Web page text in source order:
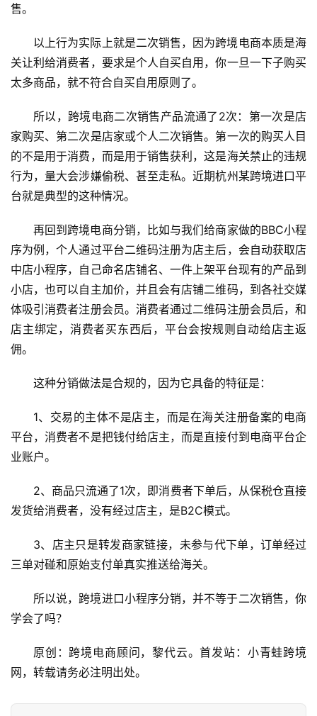
业
认
知
运
营
跨
境
保
税
库
售。
以上行为实际上就是二次销售，因为跨境电商本质是海
关让利给消费者，要求是个人自买自用，你一旦一下子购买
太多商品，就不符合自买自用原则了。
所以，跨境电商二次销售产品流通了2次：第一次是店
家购买、第二次是店家或个人二次销售。第一次的购买人目
的不是用于消费，而是用于销售获利，这是海关禁止的违规
行为，量大会涉嫌偷税、甚至走私。近期杭州某跨境进口平
台就是典型的这种情况。
再回到跨境电商分销，比如与我们给商家做的BBC小程
序为例，个人通过平台二维码注册为店主后，会自动获取店
中店小程序，自己命名店铺名、一件上架平台现有的产品到
小店，也可以自主加价，并且会有店铺二维码，到各社交媒
体吸引消费者注册会员。消费者通过二维码注册会员后，和
店主绑定，消费者买东西后，平台会按规则自动给店主返
佣。
这种分销做法是合规的，因为它具备的特征是：
1、交易的主体不是店主，而是在海关注册备案的电商
平台，消费者不是把钱付给店主，而是直接付到电商平台企
业账户。
2、商品只流通了1次，即消费者下单后，从保税仓直接
发货给消费者，没有经过店主，是B2C模式。
3、店主只是转发商家链接，未参与代下单，订单经过
三单对碰和原始支付单真实推送给海关。
所以说，跨境进口小程序分销，并不等于二次销售，你
学会了吗？
原创：跨境电商顾问，黎代云。首发站：小青蛙跨境
网，转载请务必注明出处。